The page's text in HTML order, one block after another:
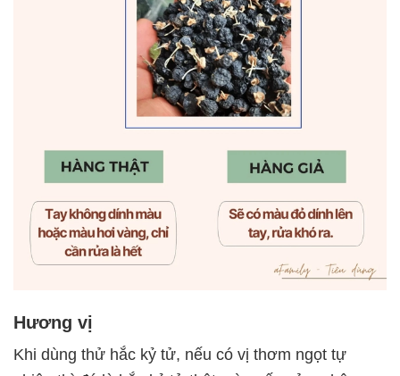
Hương vị
Khi dùng thử hắc kỷ tử, nếu có vị thơm ngọt tự